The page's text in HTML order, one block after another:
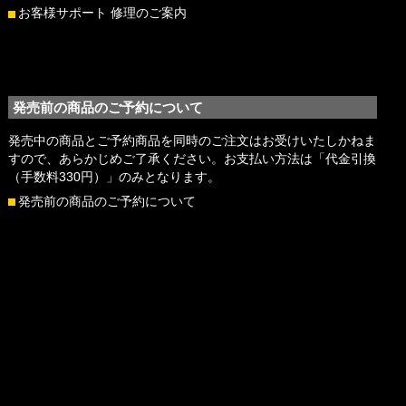
お客様サポート 修理のご案内
発売前の商品のご予約について
発売中の商品とご予約商品を同時のご注文はお受けいたしかねま
すので、あらかじめご了承ください。お支払い方法は「代金引換
（手数料330円）」のみとなります。
発売前の商品のご予約について